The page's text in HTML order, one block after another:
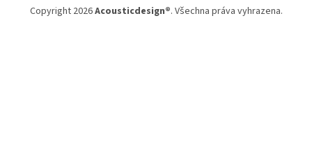
Copyright 2026Acousticdesign®. Všechna práva vyhrazena.